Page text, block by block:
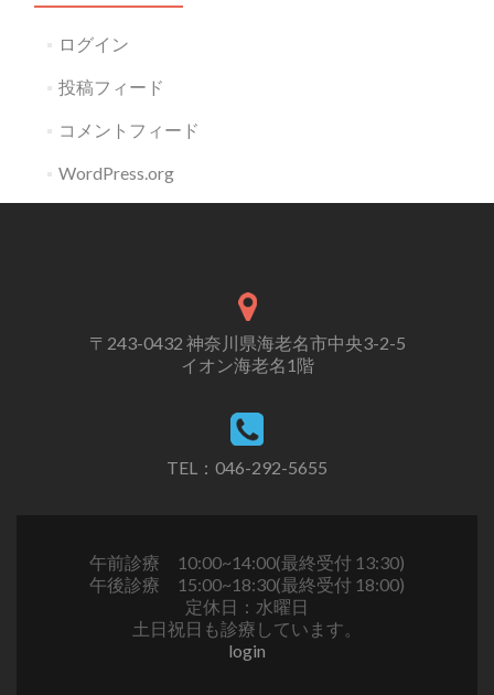
ログイン
投稿フィード
コメントフィード
WordPress.org
〒243-0432 神奈川県海老名市中央3-2-5
イオン海老名1階
TEL：046-292-5655
午前診療 10:00~14:00(最終受付 13:30)
午後診療 15:00~18:30(最終受付 18:00)
定休日：水曜日
土日祝日も診療しています。
login